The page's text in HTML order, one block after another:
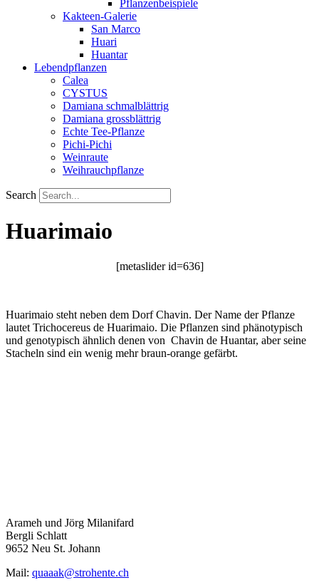
Pflanzenbeispiele
Kakteen-Galerie
San Marco
Huari
Huantar
Lebendpflanzen
Calea
CYSTUS
Damiana schmalblättrig
Damiana grossblättrig
Echte Tee-Pflanze
Pichi-Pichi
Weinraute
Weihrauchpflanze
Search
Huarimaio
[metaslider id=636]
Huarimaio steht neben dem Dorf Chavin. Der Name der Pflanze
lautet Trichocereus de Huarimaio. Die Pflanzen sind phänotypisch
und genotypisch ähnlich denen von Chavin de Huantar, aber seine
Stacheln sind ein wenig mehr braun-orange gefärbt.
Arameh und Jörg Milanifard
Bergli Schlatt
9652 Neu St. Johann
Mail: quaaak@strohente.ch